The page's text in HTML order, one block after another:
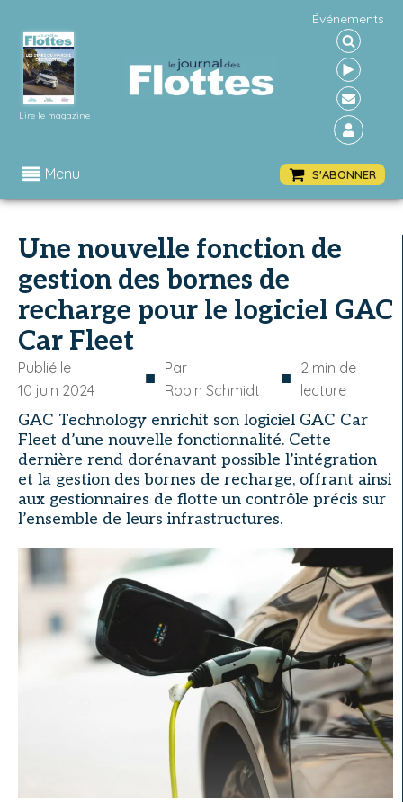
Lire le magazine
Événements
Menu S'ABONNER
Une nouvelle fonction de
gestion des bornes de
recharge pour le logiciel GAC
Car Fleet
Publié le
10 juin 2024
■ Par
Robin Schmidt
■ 2 min de
lecture
GAC Technology enrichit son logiciel GAC Car
Fleet d’une nouvelle fonctionnalité. Cette
dernière rend dorénavant possible l’intégration
et la gestion des bornes de recharge, offrant ainsi
aux gestionnaires de flotte un contrôle précis sur
l’ensemble de leurs infrastructures.